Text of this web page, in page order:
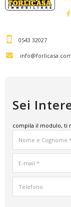
0543 32027
info@forlicasa.com
Sei
compila il modulo, ti